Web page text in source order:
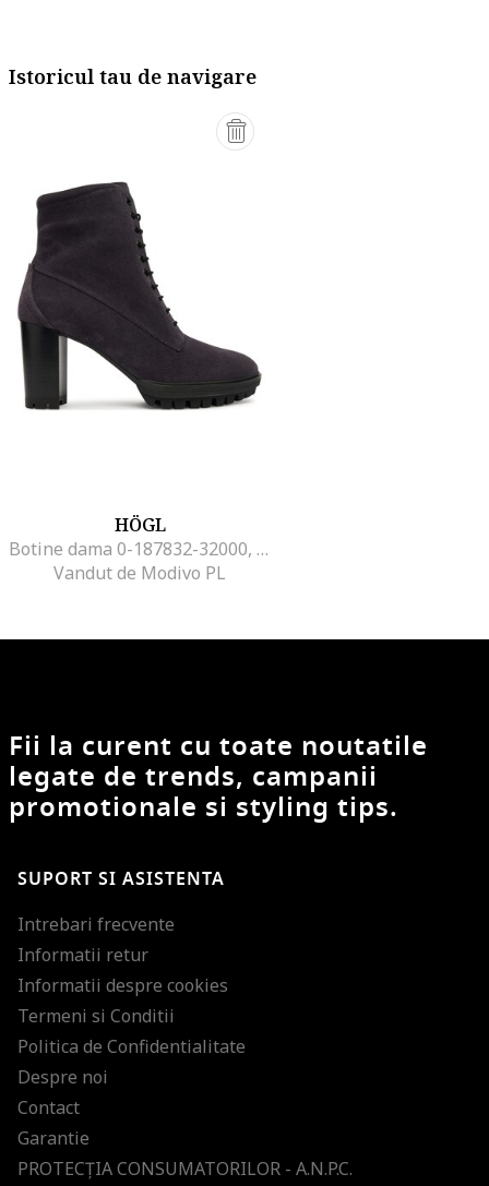
Istoricul tau de navigare
HÖGL
Botine dama 0-187832-32000, Hogl, Piele naturala, Albastru, Albastru
Vandut de Modivo PL
Fii la curent cu toate noutatile
legate de trends, campanii
promotionale si styling tips.
SUPORT SI ASISTENTA
Intrebari frecvente
Informatii retur
Informatii despre cookies
Termeni si Conditii
Politica de Confidentialitate
Despre noi
Contact
Garantie
PROTECŢIA CONSUMATORILOR - A.N.P.C.